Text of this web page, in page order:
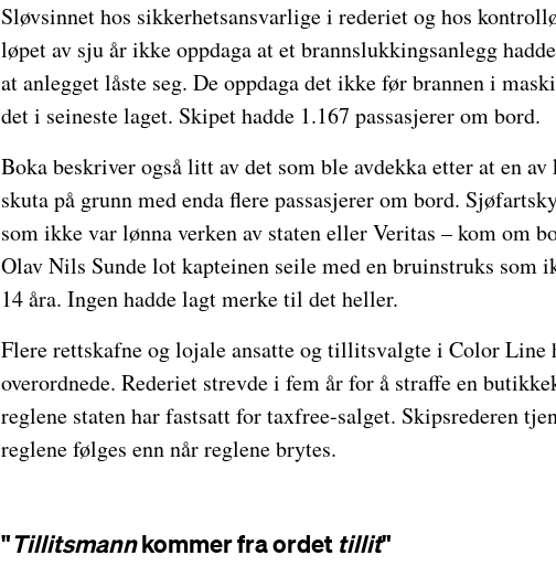
Sløvsinnet hos sikkerhetsansvarlige i rederiet og hos
løpet av sju år ikke oppdaga at et brannslukkingsanlegg
at anlegget låste seg. De oppdaga det ikke før brannen i
det i seineste laget. Skipet hadde 1.167 passasjerer om bord.
Boka beskriver også litt av det som ble avdekka etter at en
skuta på grunn med enda flere passasjerer om bord.
som ikke var lønna verken av staten eller Veritas – kom om
Olav Nils Sunde lot kapteinen seile med en bruinstruks som
14 åra. Ingen hadde lagt merke til det heller.
Flere rettskafne og lojale ansatte og tillitsvalgte i Color Line
overordnede. Rederiet strevde i fem år for å straffe en
reglene staten har fastsatt for taxfree-salget. Skipsrederen
reglene følges enn når reglene brytes.
"Tillitsmannkommer fra ordet tillit"